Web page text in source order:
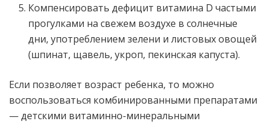
Компенсировать дефицит витамина D частыми
прогулками на свежем воздухе в солнечные
дни, употреблением зелени и листовых овощей
(шпинат, щавель, укроп, пекинская капуста).
Если позволяет возраст ребенка, то можно
воспользоваться комбинированными препаратами
— детскими витаминно-минеральными